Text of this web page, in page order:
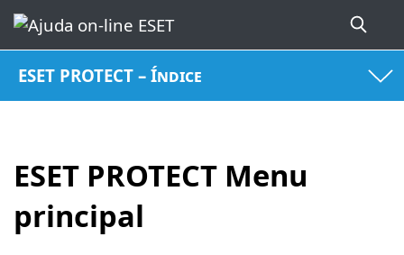
ESET PROTECT – Índice
ESET PROTECT Menu
principal